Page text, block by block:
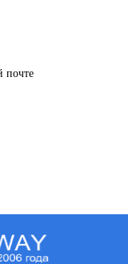
почте